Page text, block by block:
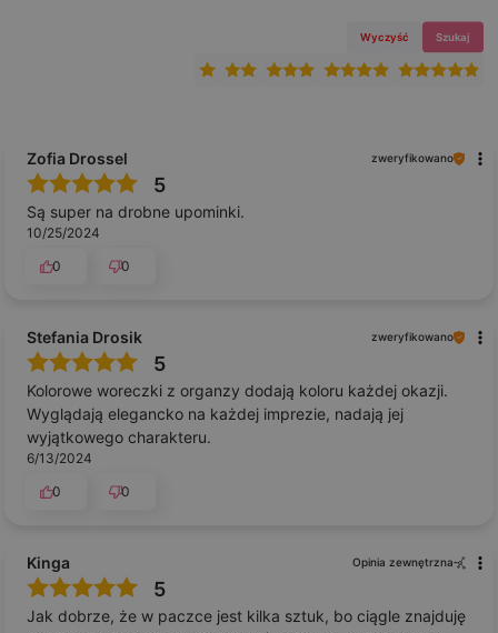
Wyczyść Szukaj
Zofia Drossel zweryfikowano
5
Są super na drobne upominki.
10/25/2024
0
0
Stefania Drosik zweryfikowano
5
Kolorowe woreczki z organzy dodają koloru każdej okazji.
Wyglądają elegancko na każdej imprezie, nadają jej
wyjątkowego charakteru.
6/13/2024
0
0
Kinga Opinia zewnętrzna
5
Jak dobrze, że w paczce jest kilka sztuk, bo ciągle znajduję